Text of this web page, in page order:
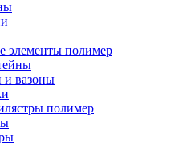
элементы полимер
и вазоны
полимер